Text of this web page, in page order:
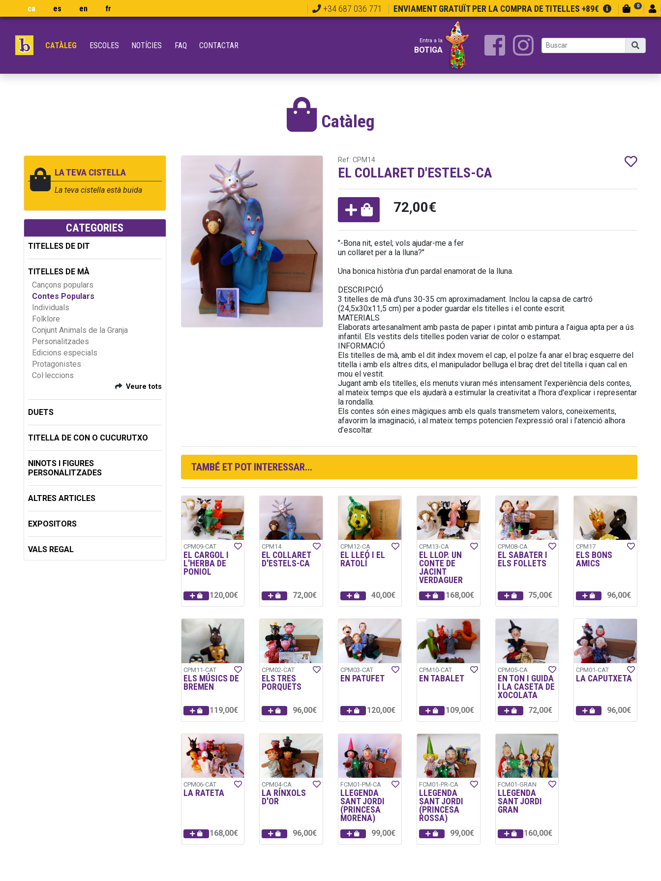
ca es en fr +34 687 036 771 ENVIAMENT GRATUÏT PER LA COMPRA DE TITELLES +89€ 0
CATÀLEG ESCOLES NOTÍCIES FAQ CONTACTAR Entra a la
BOTIGA
Catàleg
LA TEVA CISTELLA
La teva cistella està buida
CATEGORIES
TITELLES DE DIT
TITELLES DE MÀ
Cançons populars
Contes Populars
Individuals
Folklore
Conjunt Animals de la Granja
Personalitzades
Edicions especials
Protagonistes
Col·leccions
Veure tots
DUETS
TITELLA DE CON O CUCURUTXO
NINOTS I FIGURES
PERSONALITZADES
ALTRES ARTICLES
EXPOSITORS
VALS REGAL
Ref: CPM14
EL COLLARET D'ESTELS-CA
72,00€
"-Bona nit, estel; vols ajudar-me a fer
un collaret per a la lluna?"
Una bonica història d'un pardal enamorat de la lluna.
DESCRIPCIÓ
3 titelles de mà d'uns 30-35 cm aproximadament. Inclou la capsa de cartró
(24,5x30x11,5 cm) per a poder guardar els titelles i el conte escrit.
MATERIALS
Elaborats artesanalment amb pasta de paper i pintat amb pintura a l’aigua apta per a ús
infantil. Els vestits dels titelles poden variar de color o estampat.
INFORMACIÓ
Els titelles de mà, amb el dit índex movem el cap, el polze fa anar el braç esquerre del
titella i amb els altres dits, el manipulador belluga el braç dret del titella i quan cal en
mou el vestit.
Jugant amb els titelles, els menuts viuran més intensament l'experiència dels contes,
al mateix temps que els ajudarà a estimular la creativitat a l'hora d'explicar i representar
la rondalla.
Els contes són eines màgiques amb els quals transmetem valors, coneixements,
afavorim la imaginació, i al mateix temps potencien l'expressió oral i l’atenció alhora
d’escoltar.
TAMBÉ ET POT INTERESSAR...
CPM09-CAT
EL CARGOL I
L'HERBA DE
PONIOL
120,00€
CPM14
EL COLLARET
D'ESTELS-CA
72,00€
CPM12-CA
EL LLEÓ I EL
RATOLÍ
40,00€
CPM13-CA
EL LLOP. UN
CONTE DE
JACINT
VERDAGUER
168,00€
CPM08-CA
EL SABATER I
ELS FOLLETS
75,00€
CPM17
ELS BONS
AMICS
96,00€
CPM11-CAT
ELS MÚSICS DE
BREMEN
119,00€
CPM02-CAT
ELS TRES
PORQUETS
96,00€
CPM03-CAT
EN PATUFET
120,00€
CPM10-CAT
EN TABALET
109,00€
CPM05-CA
EN TON I GUIDA
I LA CASETA DE
XOCOLATA
72,00€
CPM01-CAT
LA CAPUTXETA
96,00€
CPM06-CAT
LA RATETA
168,00€
CPM04-CA
LA RÍNXOLS
D'OR
96,00€
FCM01-PM-CA
LLEGENDA
SANT JORDI
(PRINCESA
MORENA)
99,00€
FCM01-PR-CA
LLEGENDA
SANT JORDI
(PRINCESA
ROSSA)
99,00€
FCM01-GRAN
LLEGENDA
SANT JORDI
GRAN
160,00€